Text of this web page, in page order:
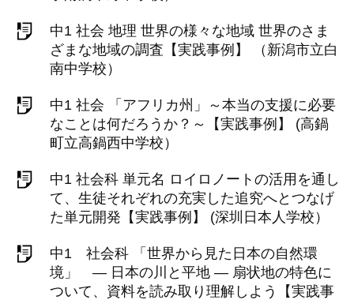
中1 社会 地理 世界の様々な地域 世界のさま
ざまな地域の調査【実践事例】 （新潟市立白
南中学校）
中1 社会 「アフリカ州」～本当の支援に必要
なことは何だろうか？～【実践事例】 (高鍋
町立高鍋西中学校）
中1 社会科 単元名 ロイロノートの活用を通し
て、生徒それぞれの充実した追究へとつなげ
た単元開発【実践事例】 (深圳日本人学校）
中1 社会科 「世界から見た日本の自然環
境」 ― 日本の川と平地 ― 扇状地の特色に
ついて、資料を読み取り理解しよう【実践事